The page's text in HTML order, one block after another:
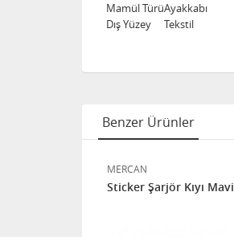
Mamül TürüAyakkabı
Dış Yüzey
Tekstil
Benzer Ürünler
MERCAN
Sticker Şarjör Kıyı Mavi